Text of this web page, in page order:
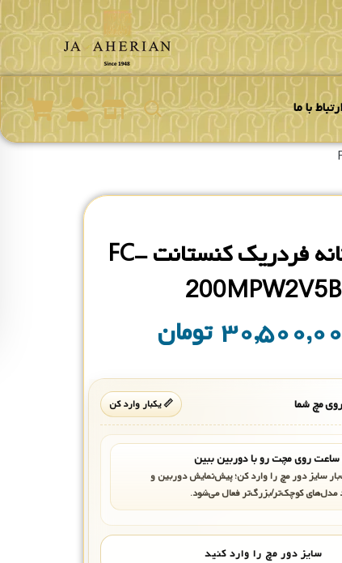
با ما
ساعت زنانه فردریک کنستانت FC-
200MPW2V5B
تومان
مچ شما 📏 یکبار وارد کن
ساعت روی مچت رو با دوربین ببین
سایز دور مچ را وارد کن؛ پیش‌نمایش دوربین و
مدل‌های کوچک‌تر/بزرگ‌تر فعال می‌شود.
سایز دور مچ را وارد کنید